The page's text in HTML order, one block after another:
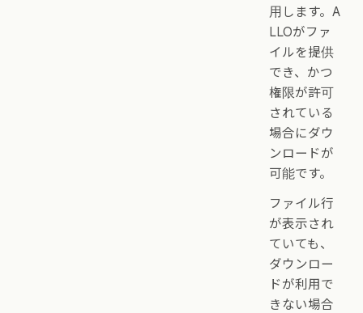
用します。A
LLOがファ
イルを提供
でき、かつ
権限が許可
されている
場合にダウ
ンロードが
可能です。
ファイル行
が表示され
ていても、
ダウンロー
ドが利用で
きない場合